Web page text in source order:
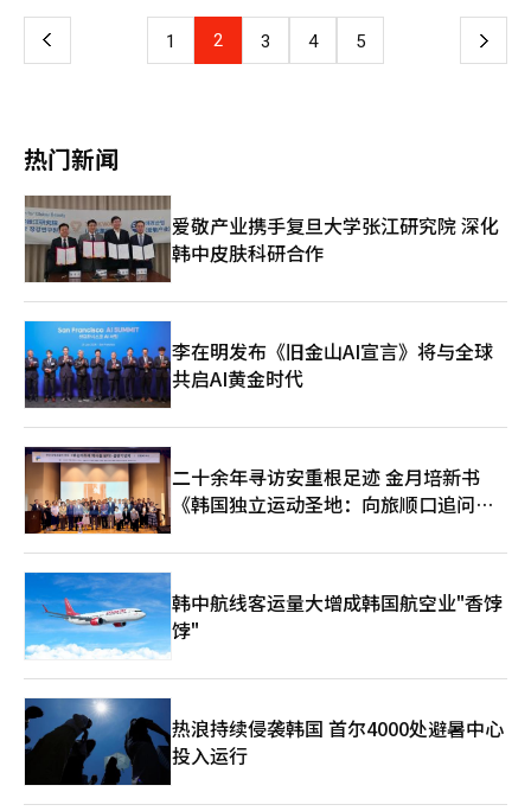
与安全领域。近年来，G7国家在应对俄乌冲突和遏制中国发展方
面表现出明显的协调态度。 如果峰会期间韩美或韩美日会谈得以
促成，李在明预计会面临来自美日两国要求在对华议题上发出一致
断协调的努力。在特朗普新政府上台后首次韩美日外长会议期间，
围绕“支持台湾参与国际组织”等措辞，韩方与美日双方进行反复
协调，反映出谨慎的外交姿态。 此外，美国白宫日前在祝贺李在
明当选总统的声明中罕见提及中国，随即引来中方不满回应，批评
美方搞“阵营对抗”，这也突显出当前中美韩三角关系的微妙与复
杂。 韩国国立外交院教授闵政勋指出，此次峰会如果可以促成李
在明与美日领导人的首次会面，或能为未来韩美、韩日关系奠定良
好开端。他同时强调，中国方面也应予以理解，韩国出席G7峰会
的目的在于维护国家利益，无需对此过度敏感。
场竞争的不确定性进一步加剧。NAND的技术门槛相对低于
DRAM，因此后发企业可以在较短时间内缩小与领先企业的技术与
产能差距。 此前，三星电子今年第一季度的NAND营收为42亿美
速追赶，技术与市场差距正在缩小。韩国企业不仅需要加快先进技
针对日益严重的负债问题，包括LH在内的35家公共机构已于去年
制定中长期资金管理计划，拟通过调整项目规模和出售资产等方式
术，打造世界第一的半导体强国”。 为此，李在明承诺尽快制定
包含对半导体企业提供补贴和税收优惠内容的《半导体特别法》。
持召开“K-半导体AI存储半导体企业座谈会”。他在会上表
示：“为确保韩国在部分领先的半导体领域不受冲击，继续引领全
球市场，希望听取企业对所需政策措施的意见”，表现出对产业界
意见的高度重视。 从李在明的竞选纲领中可以看出，他在经济政
策部分纳入多项半导体产业支援相关内容，主要包括推动下一代AI
半导体技术的开发和相关产业生态系统的培育，强化对系统半导体
和先进封装技术的支援以打造综合性半导体生态中心，以及通过建
设RE100半导体集群来提升韩国在出口和产业竞争力方面的优势。
目前，美国、日本、中国、台湾等主要国家和地区都在积极推动半
导体产业发展，投入巨额补贴支援政策。随着半导体逐渐成为经济
与安全的核心，各国都不遗余力地保护本国战略技术并争夺供应链
主导权。 此外，面对来自美国的关税政策与出口管制，以及政府
大力支持下中国持续推进的“半导体崛起”，全球半导体市场的不
必须迅速立法，提供与竞争国家相当的支援力度。 因此，半导体
界普遍欢迎李在明在竞选中提出强化产业支援的承诺，并期待未来
能够出台更为具体的政策细则。目前大方向已经明确，但在执行层
面依旧缺乏细致方案。 业内人士指出，目前半导体行业正处在巨
大的不确定之中，政府高度重视本身就是积极信号，但要想真正推
动AI半导体发展，还需提出更加具体可行的措施。作为对国家经济
贡献极大的产业，业界普遍希望能有更加现实和可靠的支援政策，
确保韩国与竞争国家站在同一起跑线。 随着新政府的上台，备受
关注的《半导体特别法》也有望成为制度支撑的重要基础。该法案
的核心在于为半导体企业提供补贴，但就是否在法案中列入“每周
52小时工作制”这一例外规定，在国会陷入僵局。 李在明在竞选
期间承诺推动该法案立法，但并未明确表态是否支持在法案中加入
相关工作时间例外条款。共同民主党则决定不在法案中写入该条
款，仅保留产业支援内容，并在4月指定该法案为“快速处理议
案”。实际上，半导体业已长期呼吁为研发人员提供更为灵活的工
作时间制度，以提升全球竞争力。 业内人士表示，要想在全球竞
上 1 2 3 4 5 下
热门新闻
爱敬产业携手复旦大学张江研究院 深化
韩中皮肤科研合作
李在明发布《旧金山AI宣言》将与全球
共启AI黄金时代
二十余年寻访安重根足迹 金月培新书
《韩国独立运动圣地：向旅顺口追问历
韩中航线客运量大增成韩国航空业"香饽
饽"
热浪持续侵袭韩国 首尔4000处避暑中心
投入运行